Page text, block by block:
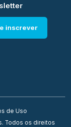
inscrever
de Uso
Todos os direitos